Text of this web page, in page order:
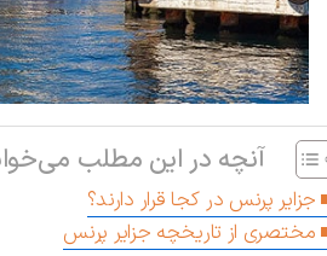
آنچه در این مطلب
جزایر پرنس در کجا قرار دارند؟
مختصری از تاریخچه جزایر پرنس